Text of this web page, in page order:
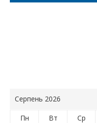
Серпень 2026
Пн Вт Ср